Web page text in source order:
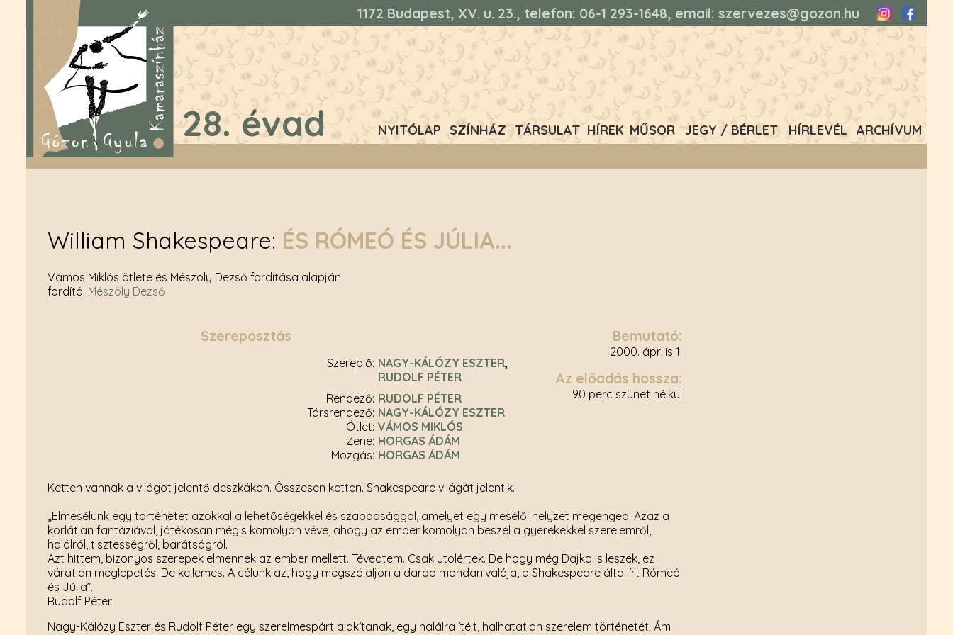
28. évad
1172 Budapest, XV. u. 23., telefon: 06-1 293-1648, email: szervezes@gozon.hu InstagramFacebook
NYITÓLAP SZÍNHÁZ TÁRSULAT HÍREK MŰSOR JEGY / BÉRLET HÍRLEVÉL ARCHÍVUM
William Shakespeare ÉS RÓMEÓ ÉS JÚLIA...
Vámos Miklós ötlete és Mészöly Dezső fordítása alapján
fordító: Mészöly Dezső
Bemutató:
2000. április 1.
Az előadás hossza:
90 perc szünet nélkül
Szereposztás
Szereplő NAGY-KÁLÓZY ESZTER
RUDOLF PÉTER
rendező RUDOLF PÉTER
társrendező NAGY-KÁLÓZY ESZTER
ötlet VÁMOS MIKLÓS
zene HORGAS ÁDÁM
mozgás HORGAS ÁDÁM
Ketten vannak a világot jelentő deszkákon. Összesen ketten. Shakespeare világát jelentik.
„Elmesélünk egy történetet azokkal a lehetőségekkel és szabadsággal, amelyet egy mesélői helyzet megenged. Azaz a
korlátlan fantáziával, játékosan mégis komolyan véve, ahogy az ember komolyan beszél a gyerekekkel szerelemről,
halálról, tisztességről, barátságról.
Azt hittem, bizonyos szerepek elmennek az ember mellett. Tévedtem. Csak utolértek. De hogy még Dajka is leszek, ez
váratlan meglepetés. De kellemes. A célunk az, hogy megszólaljon a darab mondanivalója, a Shakespeare által írt Rómeó
és Júlia”.
Rudolf Péter
Nagy-Kálózy Eszter és Rudolf Péter egy szerelmespárt alakítanak, egy halálra ítélt, halhatatlan szerelem történetét. Ám